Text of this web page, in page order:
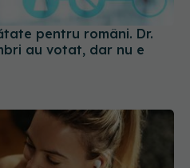
au votat, dar nu e